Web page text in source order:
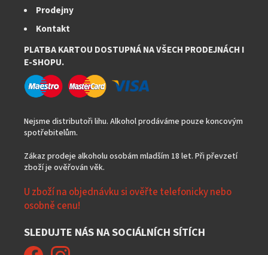
Prodejny
Kontakt
PLATBA KARTOU DOSTUPNÁ NA VŠECH PRODEJNÁCH I
E-SHOPU.
Nejsme distributoři lihu. Alkohol prodáváme pouze koncovým
spotřebitelům.
Zákaz prodeje alkoholu osobám mladším 18 let. Při převzetí
zboží je ověřován věk.
U zboží na objednávku si ověřte telefonicky nebo
osobně cenu!
SLEDUJTE NÁS NA SOCIÁLNÍCH SÍTÍCH